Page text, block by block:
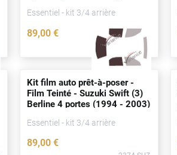
Essentiel - kit 3/4 arrière
89,00 €
Kit film auto prêt-à-poser -
Film Teinté - Suzuki Swift (3)
Berline 4portes (1994 - 2003)
Essentiel - kit 3/4 arrière
89,00 €